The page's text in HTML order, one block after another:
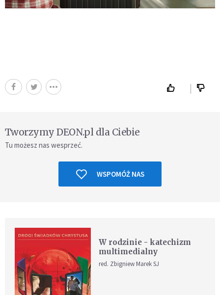
Tworzymy DEON.pl dla Ciebie
Tu możesz nas wesprzeć.
WSPOMÓŻ NAS
W rodzinie - katechizm
multimedialny
red. Zbigniew Marek SJ